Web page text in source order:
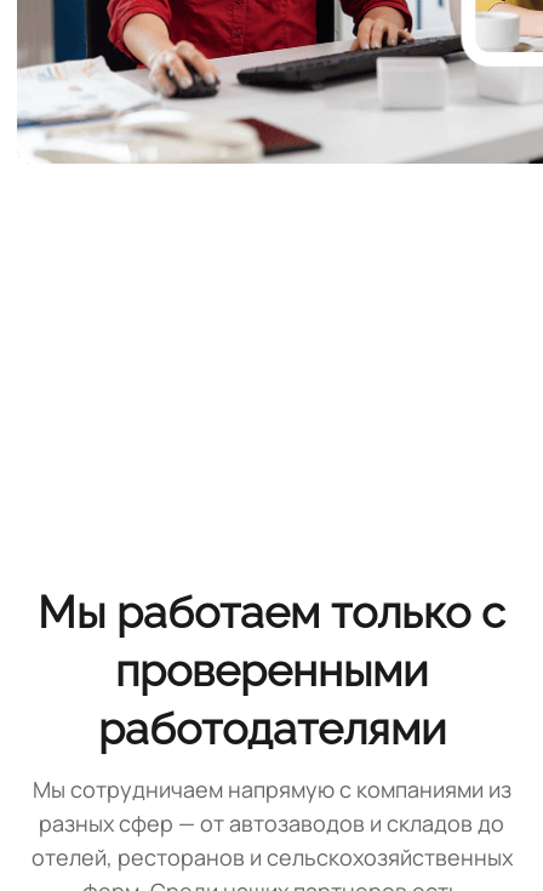
Мы работаем только с
проверенными
работодателями
Мы сотрудничаем напрямую с компаниями из
разных сфер — от автозаводов и складов до
отелей, ресторанов и сельскохозяйственных